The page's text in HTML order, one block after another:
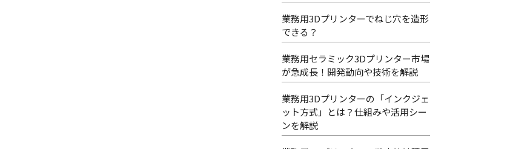
業務用3Dプリンターでねじ穴を造形
できる？
業務用セラミック3Dプリンター市場
が急成長！開発動向や技術を解説
業務用3Dプリンターの「インクジェ
ット方式」とは？仕組みや活用シー
ンを解説